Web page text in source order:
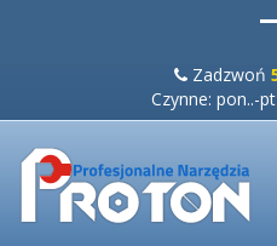
Zadzwoń
Czynne: pon..-